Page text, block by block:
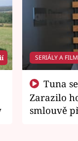
SERIÁLY A
Zarazilo
smlouvě